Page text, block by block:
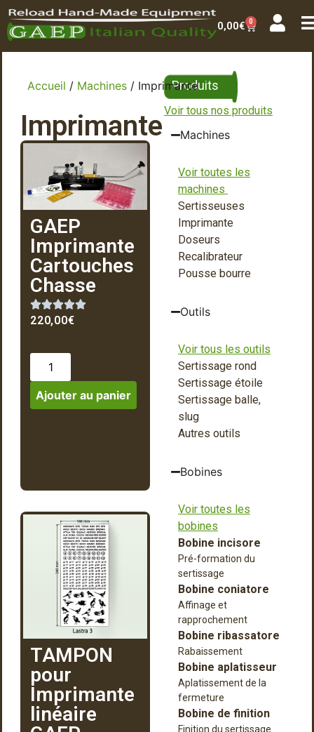
0,00€ 0
Produits
Voir tous nos produits
Machines
Voir toutes les
machines
Sertisseuses
Imprimante
Doseurs
Recalibrateur
Pousse bourre
Outils
Voir tous les outils
Sertissage rond
Sertissage étoile
Sertissage balle,
slug
Autres outils
Bobines
Voir toutes les
bobines
Bobine incisore
Pré-formation du
sertissage
Bobine coniatore
Affinage et
rapprochement
Bobine ribassatore
Rabaissement
Bobine aplatisseur
Aplatissement de la
fermeture
Bobine de finition
Finition du sertissage
Accueil / Machines / Imprimante
Imprimante
GAEP
Imprimante
Cartouches
Chasse
220,00€
Ajouter au panier
TAMPON
pour
Imprimante
linéaire